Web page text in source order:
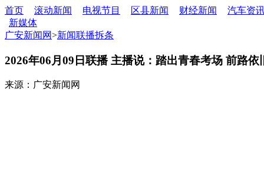
首页 滚动新闻 电视节目 区县新闻 财经新闻
汽车资
新媒体
广安新闻网>新闻联播拆条
2026年06月09日联播 主播说：踏出青春考场 前路依
来源：广安新闻网